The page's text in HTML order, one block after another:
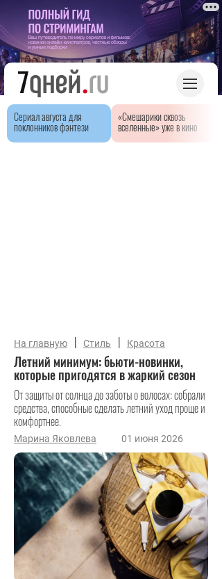
Сериал августа для
поклонников фэнтези
«Смешарики сквозь
вселенные» уже в кино
На главную | Стиль | Красота
Летний минимум: бьюти-новинки,
которые пригодятся в жаркий сезон
От защиты от солнца до заботы о волосах: собрали
средства, способные сделать летний уход проще и
комфортнее.
Марина Яковлева 01 июня 2026